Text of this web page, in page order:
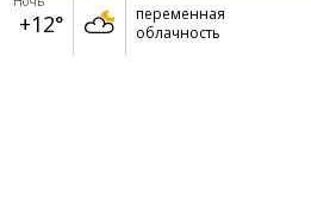
+12°
переменная
облачность